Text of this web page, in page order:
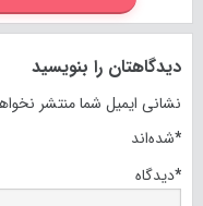
دیدگاهتان را بنویسید
نشانی ایمیل شما منتشر
شده‌اند*
دیدگاه*